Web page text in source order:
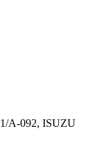
А-092, ISUZU